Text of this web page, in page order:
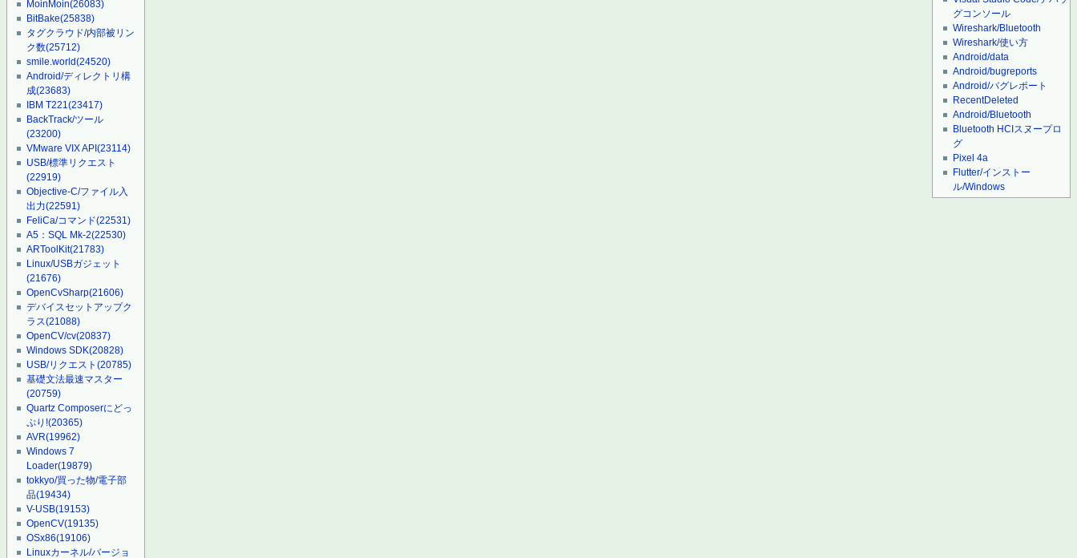
MoinMoin(26083)
BitBake(25838)
タグクラウド/内部被リン
ク数(25712)
smile.world(24520)
Android/ディレクトリ構
成(23683)
IBM T221(23417)
BackTrack/ツール
(23200)
VMware VIX API(23114)
USB/標準リクエスト
(22919)
Objective-C/ファイル入
出力(22591)
FeliCa/コマンド(22531)
A5：SQL Mk-2(22530)
ARToolKit(21783)
Linux/USBガジェット
(21676)
OpenCvSharp(21606)
デバイスセットアップク
ラス(21088)
OpenCV/cv(20837)
Windows SDK(20828)
USB/リクエスト(20785)
基礎文法最速マスター
(20759)
Quartz Composerにどっ
ぷり!(20365)
AVR(19962)
Windows 7
Loader(19879)
tokkyo/買った物/電子部
品(19434)
V-USB(19153)
OpenCV(19135)
OSx86(19106)
Linuxカーネル/バージョ
グコンソール
Wireshark/Bluetooth
Wireshark/使い方
Android/data
Android/bugreports
Android/バグレポート
RecentDeleted
Android/Bluetooth
Bluetooth HCIスヌープロ
グ
Pixel 4a
Flutter/インストー
ル/Windows